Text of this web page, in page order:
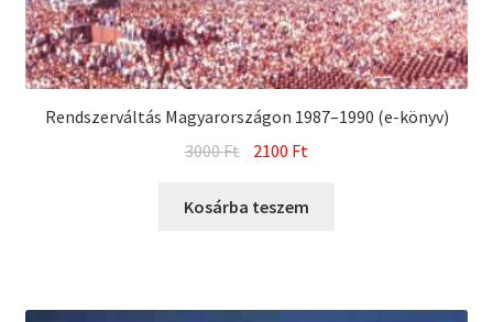
Rendszerváltás Magyarországon 1987–1990 (e-könyv)
3000Ft Original
was:
2100 Ft
is:
Kosárba teszem